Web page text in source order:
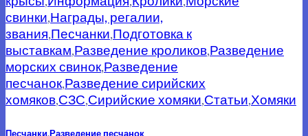
свинки,Награды, регалии,
звания,Песчанки,Подготовка к
выставкам,Разведение кроликов,Разведение
морских свинок,Разведение
песчанок,Разведение сирийских
хомяков,СЗС,Сирийские хомяки,Статьи,Хомяки
Песчанки,Разведение песчанок